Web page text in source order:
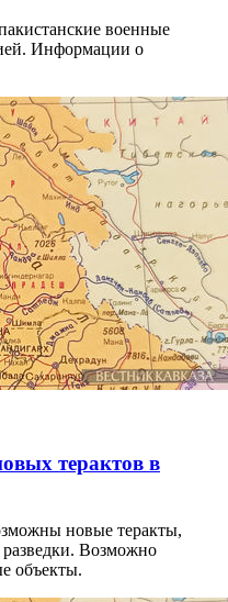
военные
Информации о
терактов в
новые теракты,
Возможно
объекты.